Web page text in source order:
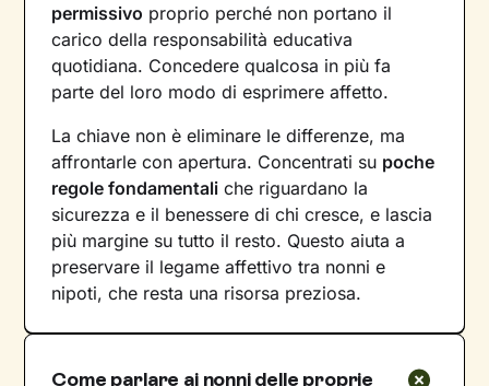
permissivo proprio perché non portano il
carico della responsabilità educativa
quotidiana. Concedere qualcosa in più fa
parte del loro modo di esprimere affetto.
La chiave non è eliminare le differenze, ma
affrontarle con apertura. Concentrati su poche
regole fondamentali che riguardano la
sicurezza e il benessere di chi cresce, e lascia
più margine su tutto il resto. Questo aiuta a
preservare il legame affettivo tra nonni e
nipoti, che resta una risorsa preziosa.
Come parlare ai nonni delle proprie